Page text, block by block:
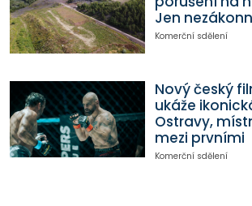
Jen
Komerční sdělení
Nový český
ukáže
Ostravy,
mezi prvními
Komerční sdělení